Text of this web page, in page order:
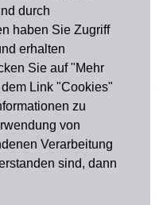
durch
haben Sie Zugriff
erhalten
Sie auf "Mehr
Link "Cookies"
zu
von
Verarbeitung
sind, dann